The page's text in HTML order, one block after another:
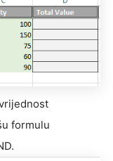
formulu